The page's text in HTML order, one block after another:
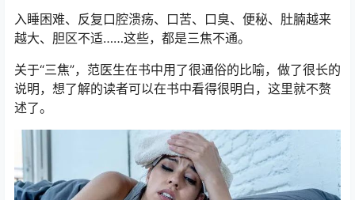
入睡困难、反复口腔溃疡、口苦、口臭、便秘、肚腩越来
越大、胆区不适……这些，都是三焦不通。
关于“三焦”，范医生在书中用了很通俗的比喻，做了很长的
说明，想了解的读者可以在书中看得很明白，这里就不赘
述了。